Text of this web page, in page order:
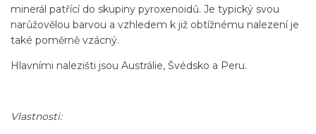
minerál patřící do skupiny pyroxenoidů. Je typický svou
narůžovělou barvou a vzhledem k již obtížnému nalezení je
také poměrně vzácný.
Hlavními nalezišti jsou Austrálie, Švédsko a Peru.
Vlastnosti: